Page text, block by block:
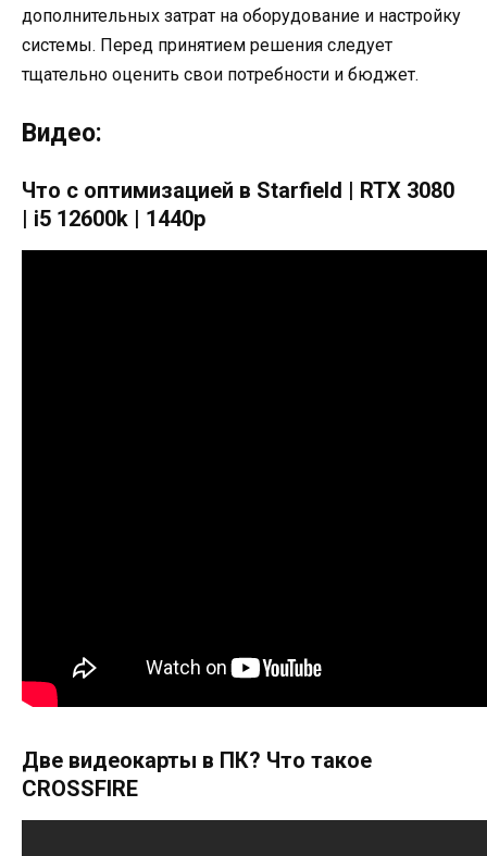
дополнительных затрат на оборудование и настройку
системы. Перед принятием решения следует
тщательно оценить свои потребности и бюджет.
Видео:
Что с оптимизацией в Starfield | RTX 3080
| i5 12600k | 1440p
Две видеокарты в ПК? Что такое
CROSSFIRE